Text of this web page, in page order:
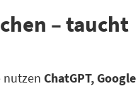
– taucht
nutzenChatGPT, Google